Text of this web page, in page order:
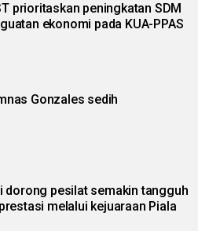
prioritaskan peningkatan SDM
ekonomi pada KUA-PPAS
Gonzales sedih
dorong pesilat semakin tangguh
melalui kejuaraan Piala